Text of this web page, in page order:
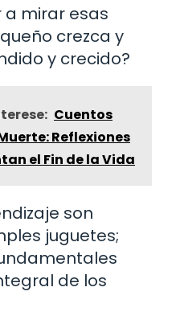
a mirar esas
crezca y
y crecido?
Cuentos
Reflexiones
el Fin de la Vida
son
juguetes;
de los